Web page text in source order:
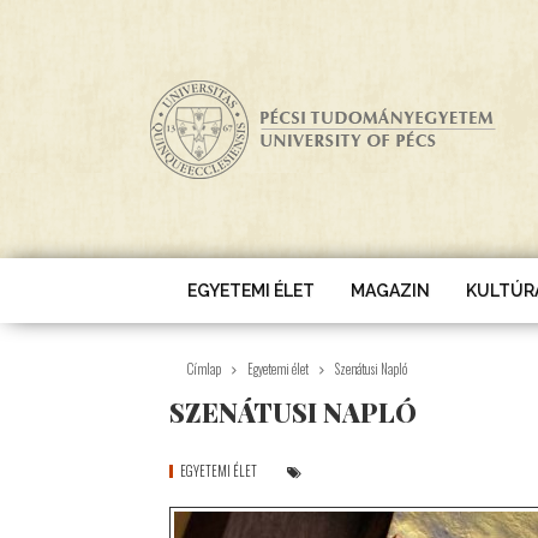
EGYETEMI ÉLET MAGAZIN
Címlap Egyetemi élet Szenátusi Napló
SZENÁTUSI NAPLÓ
EGYETEMI ÉLET